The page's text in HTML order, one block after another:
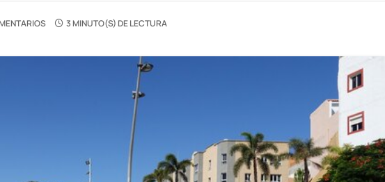
3 MINUTO(S) DE LECTURA